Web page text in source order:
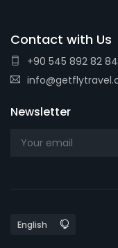
Contact with Us
+90 545 892 82 84
Newsletter